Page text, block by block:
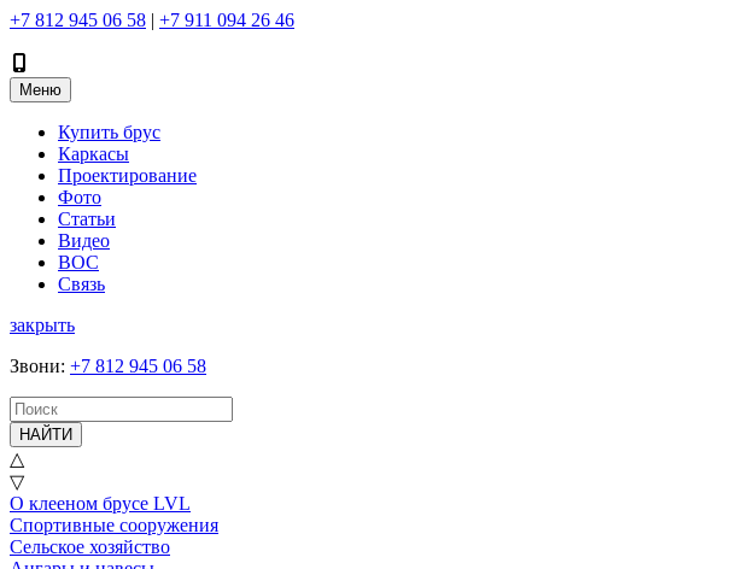
+7 812 945 06 58 | +7 911 094 26 46
Меню
Купить брус
Каркасы
Проектирование
Фото
Статьи
Видео
ВОС
Связь
закрыть
Звони: +7 812 945 06 58
НАЙТИ
△
▽
О клееном брусе LVL
Спортивные сооружения
Сельское хозяйство